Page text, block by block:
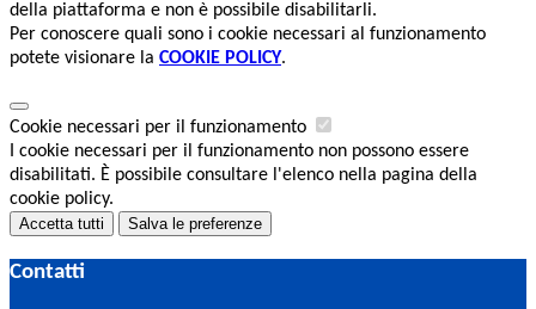
della piattaforma e non è possibile disabilitarli.
Per conoscere quali sono i cookie necessari al funzionamento
potete visionare la COOKIE POLICY.
Cookie necessari per il funzionamento
I cookie necessari per il funzionamento non possono essere
disabilitati. È possibile consultare l'elenco nella pagina della
cookie policy.
Accetta tutti Salva le preferenze
Contatti